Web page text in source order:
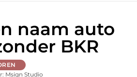
naam auto
BKR
Msign Studio